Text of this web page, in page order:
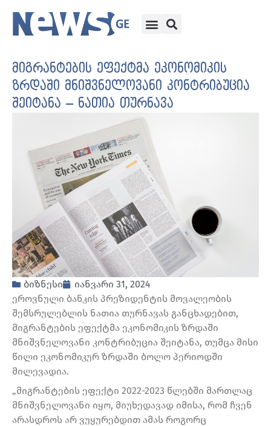
მიგრანტების ეფექტმა ეკონომიკის
ზრდაში მნიშვნელოვანი კონტრიბუცია
შეიტანა – ნათია თურნავა
ბიზნესი
იანვარი 31, 2024
ეროვნული ბანკის პრეზიდენტის მოვალეობის
შემსრულებლის ნათია თურნავას განცხადებით,
მიგრანტების ეფექტმა ეკონომიკის ზრდაში
მნიშვნელოვანი კონტრიბუცია შეიტანა, თუმცა მისი
წილი ეკონომიკურ ზრდაში ბოლო პერიოდში
მილევადია.
„მიგრანტების ეფექტი 2022-2023 წლებში მართლაც
მნიშვნელოვანი იყო, მიუხედავად იმისა, რომ ჩვენ
არასდროს არ ვუყურებდით ამას როგორც